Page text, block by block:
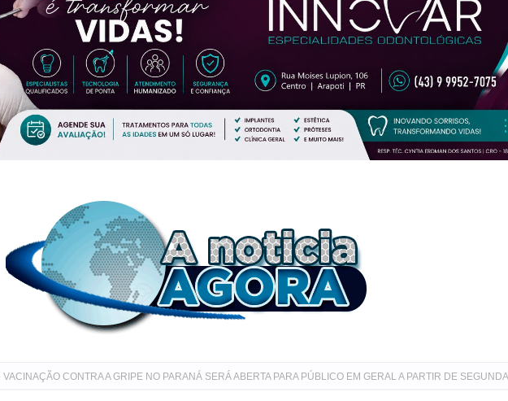
VACINAÇÃO CONTRA A GRIPE NO PARANÁ SERÁ ABERTA PARA PÚBLICO EM GERAL A PARTIR DE